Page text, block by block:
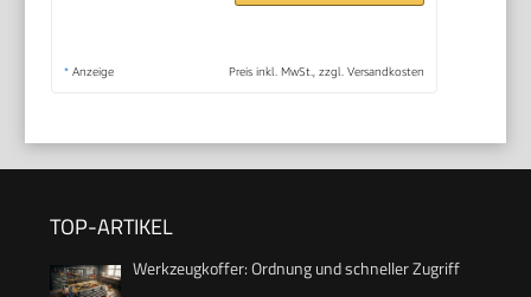
* Anzeige Preis inkl. MwSt., zzgl. Versandkosten
TOP-ARTIKEL
Werkzeugkoffer: Ordnung und schneller Zugriff